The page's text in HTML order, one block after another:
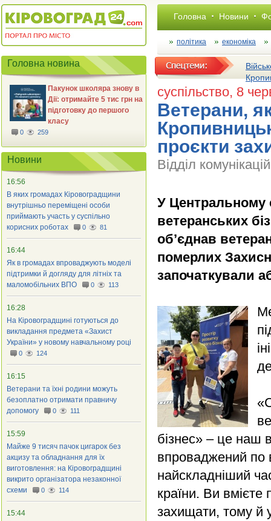
Головна Новини
політика економіка
суспільство, 8
Ветерани,
проєкти
Відділ
У Центральному
ветеранських
об’єднав
померлих
започаткували
бізнес» – це наш
впроваджений по
найскладніший
країни. Ви
захищати, тому й
Головна новина
Пакунок школяра знову в
Дії: отримайте 5 тис грн на
підготовку до першого
класу
0 259
Новини
16:56
В яких громадах Кіровоградщини
внутрішньо переміщені особи
приймають участь у суспільно
корисних роботах
0 81
16:44
Як в громадах впроваджують моделі
підтримки й догляду для літніх та
маломобільних ВПО
0 113
16:28
На Кіровоградщині готуються до
викладання предмета «Захист
України» у новому навчальному році
0 124
16:15
Ветерани та їхні родини можуть
безоплатно отримати правничу
допомогу
0 111
15:59
Майже 9 тисяч пачок цигарок без
акцизу та обладнання для їх
виготовлення: на Кіровоградщині
викрито організатора незаконної
схеми
0 114
15:44